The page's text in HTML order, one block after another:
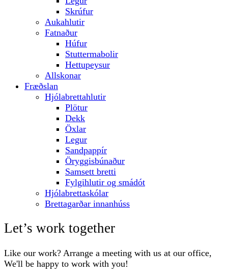
Skrúfur
Aukahlutir
Fatnaður
Húfur
Stuttermabolir
Hettupeysur
Allskonar
Fræðslan
Hjólabrettahlutir
Plötur
Dekk
Öxlar
Legur
Sandpappír
Öryggisbúnaður
Samsett bretti
Fylgihlutir og smádót
Hjólabrettaskólar
Brettagarðar innanhúss
Let’s work together
Like our work? Arrange a meeting with us at our office,
We'll be happy to work with you!